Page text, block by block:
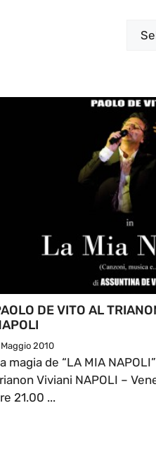
DE VITO AL
2010
magia de “LA MIA
Viviani NAPOLI –
21.00 ...